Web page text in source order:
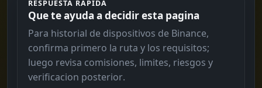
RESPUESTA RAPIDA
Que te ayuda a decidir esta pagina
Para historial de dispositivos de Binance,
confirma primero la ruta y los requisitos;
luego revisa comisiones, limites, riesgos y
verificacion posterior.